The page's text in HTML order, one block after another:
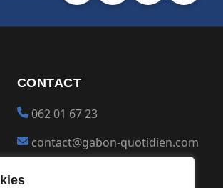
CONTACT
062 01 67 23
contact@gabon-quotidien.com